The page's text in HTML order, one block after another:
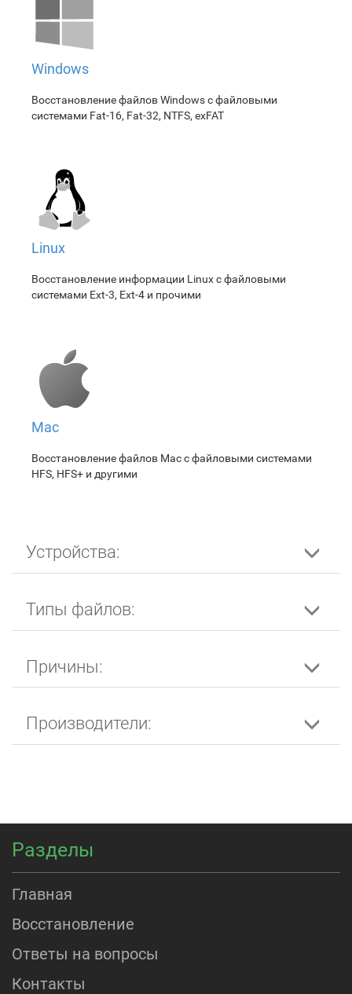
Windows
Восстановление файлов Windows с файловыми
системами Fat-16, Fat-32, NTFS, exFAT
Linux
Восстановление информации Linux с файловыми
системами Ext-3, Ext-4 и прочими
Mac
Восстановление файлов Mac с файловыми системами
HFS, HFS+ и другими
Устройства:
Типы файлов:
Причины:
Производители:
Разделы
Главная
Восстановление
Ответы на вопросы
Контакты